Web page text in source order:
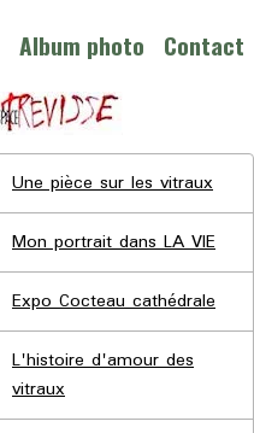
Album photo Contact
Une pièce sur les vitraux
Mon portrait dans LA VIE
Expo Cocteau cathédrale
L'histoire d'amour des
vitraux